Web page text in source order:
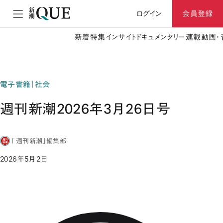
ログイン 会員登録
新着特集 インサイト ドキュメンタリー 連載動画
電子書籍｜社会
週刊新潮2026年3月26日号
「週刊新潮」編集部
2026年5月2日